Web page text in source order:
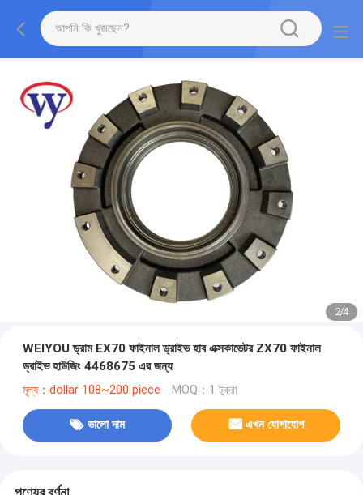
2/4
WEIYOU ড্রাম EX70 ফাইনাল ড্রাইভ হাব এক্সকাভেটর ZX70 ফাইনাল
ড্রাইভ হাউজিং 4468675 এর জন্য
মূল্য：dollar 108~200 piece MOQ：1 টুকরা
ভালো দাম এখন যোগাযোগ